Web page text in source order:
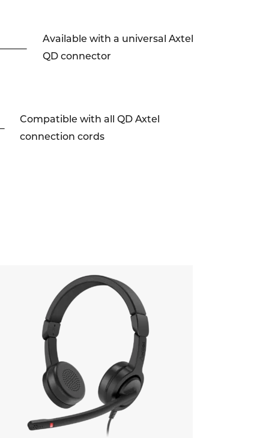
Available with a universal Axtel
QD connector
Compatible with all QD Axtel
connection cords